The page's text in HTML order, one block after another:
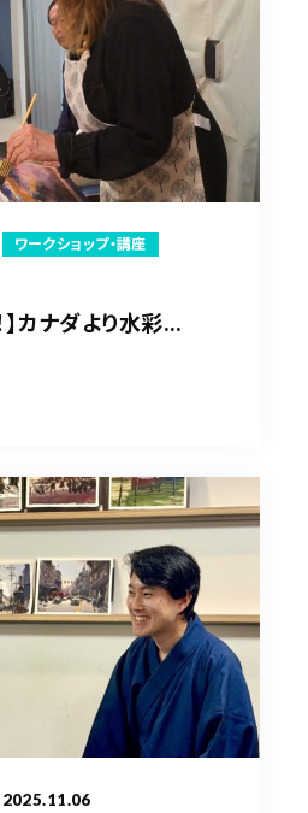
ワークショップ・講座
】カナダより水彩...
2025.11.06